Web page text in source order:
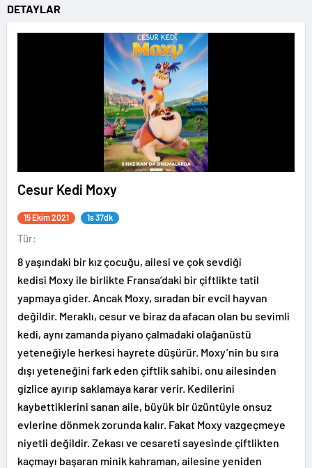
DETAYLAR
Cesur Kedi Moxy
15 Ekim 2021 1s 37dk
Tür:
8 yaşındaki bir kız çocuğu, ailesi ve çok sevdiği
kedisi Moxy ile birlikte Fransa’daki bir çiftlikte tatil
yapmaya gider. Ancak Moxy, sıradan bir evcil hayvan
değildir. Meraklı, cesur ve biraz da afacan olan bu sevimli
kedi, aynı zamanda piyano çalmadaki olağanüstü
yeteneğiyle herkesi hayrete düşürür. Moxy’nin bu sıra
dışı yeteneğini fark eden çiftlik sahibi, onu ailesinden
gizlice ayırıp saklamaya karar verir. Kedilerini
kaybettiklerini sanan aile, büyük bir üzüntüyle onsuz
evlerine dönmek zorunda kalır. Fakat Moxy vazgeçmeye
niyetli değildir. Zekası ve cesareti sayesinde çiftlikten
kaçmayı başaran minik kahraman, ailesine yeniden